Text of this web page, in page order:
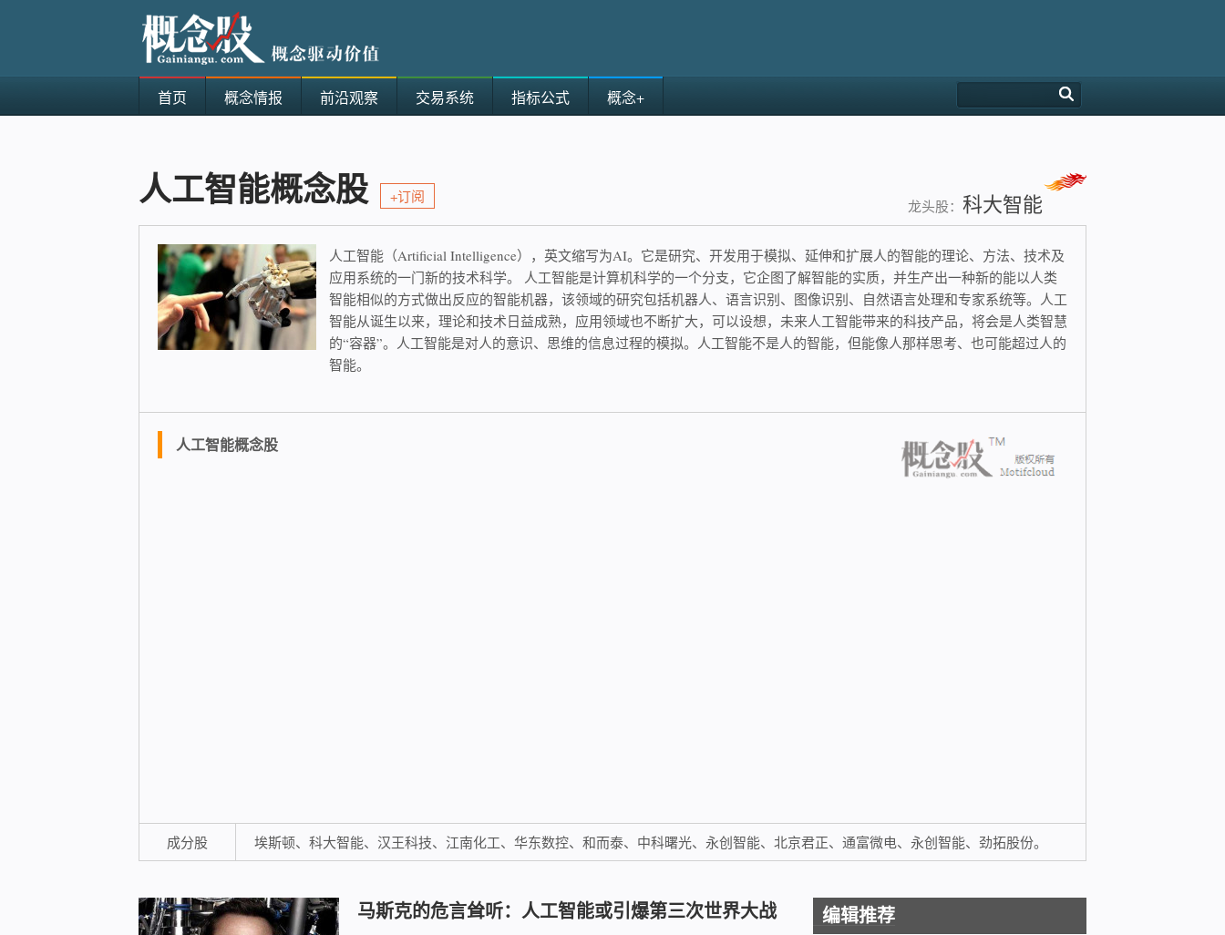
首页 概念情报 前沿观察 交易系统 指标公式 概念+
人工智能概念股 +订阅
龙头股： 科大智能
人工智能（Artificial Intelligence），英文缩写为AI。它是研究、开发用于模拟、延伸和扩展人的智能的理论、方法、技术及
应用系统的一门新的技术科学。 人工智能是计算机科学的一个分支，它企图了解智能的实质，并生产出一种新的能以人类
智能相似的方式做出反应的智能机器，该领域的研究包括机器人、语言识别、图像识别、自然语言处理和专家系统等。人工
智能从诞生以来，理论和技术日益成熟，应用领域也不断扩大，可以设想，未来人工智能带来的科技产品，将会是人类智慧
的“容器”。人工智能是对人的意识、思维的信息过程的模拟。人工智能不是人的智能，但能像人那样思考、也可能超过人的
智能。
人工智能概念股
成分股 埃斯顿、科大智能、汉王科技、江南化工、华东数控、和而泰、中科曙光、永创智能、北京君正、通富微电、永创智能、劲拓股份。
马斯克的危言耸听：人工智能或引爆第三次世界大战 编辑推荐